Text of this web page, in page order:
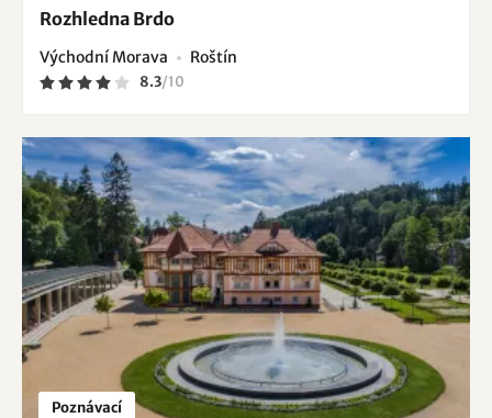
Rozhledna Brdo
Východní Morava Roštín
8.3/10
Poznávací